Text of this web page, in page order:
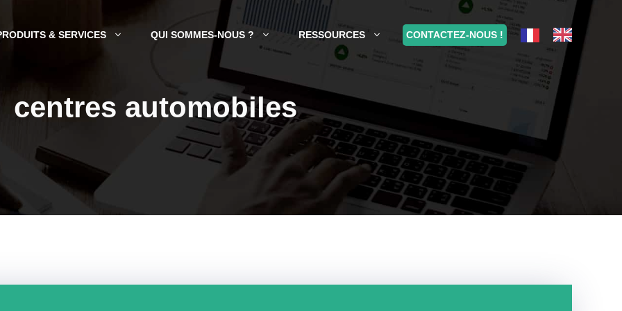
& SERVICES QUI SOMMES-NOUS ? RESSOURCES CONTACTEZ-NOUS !
centres automobiles